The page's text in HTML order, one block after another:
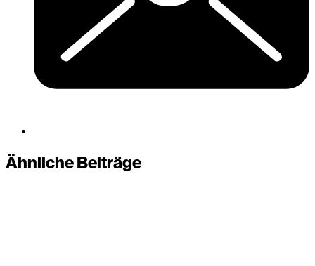
Ähnliche Beiträge